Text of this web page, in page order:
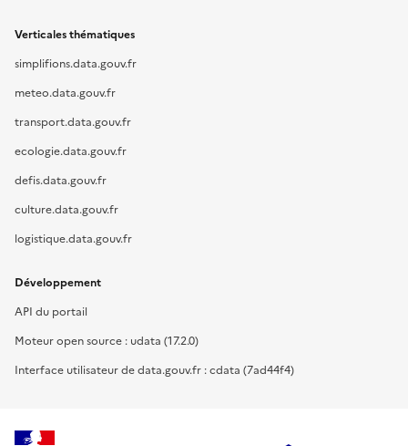
Verticales thématiques
simplifions.data.gouv.fr
meteo.data.gouv.fr
transport.data.gouv.fr
ecologie.data.gouv.fr
defis.data.gouv.fr
culture.data.gouv.fr
logistique.data.gouv.fr
Développement
API du portail
Moteur open source : udata (17.2.0)
Interface utilisateur de data.gouv.fr : cdata (7ad44f4)